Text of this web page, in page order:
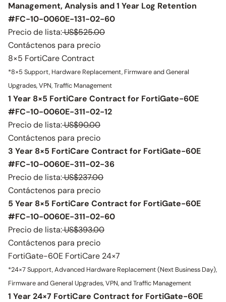
Management, Analysis and 1 Year Log Retention
#FC-10-0060E-131-02-60
Precio de lista:US$525.00
Contáctenos para precio
8×5 FortiCare Contract
*8×5 Support, Hardware Replacement, Firmware and General
Upgrades, VPN, Traffic Management
1 Year 8×5 FortiCare Contract for FortiGate-60E
#FC-10-0060E-311-02-12
Precio de lista:US$90.00
Contáctenos para precio
3 Year 8×5 FortiCare Contract for FortiGate-60E
#FC-10-0060E-311-02-36
Precio de lista:US$237.00
Contáctenos para precio
5 Year 8×5 FortiCare Contract for FortiGate-60E
#FC-10-0060E-311-02-60
Precio de lista:US$393.00
Contáctenos para precio
FortiGate-60E FortiCare 24×7
*24×7 Support, Advanced Hardware Replacement (Next Business Day),
Firmware and General Upgrades, VPN, and Traffic Management
1 Year 24×7 FortiCare Contract for FortiGate-60E